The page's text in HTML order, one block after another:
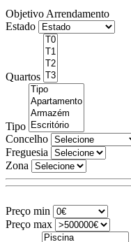
Objetivo Arrendamento
Estado
Quartos
Tipo
Concelho
Freguesia
Zona
Preço min
Preço max